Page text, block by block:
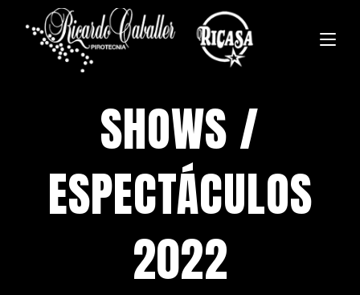
SHOWS /
ESPECTÁCULOS
2022